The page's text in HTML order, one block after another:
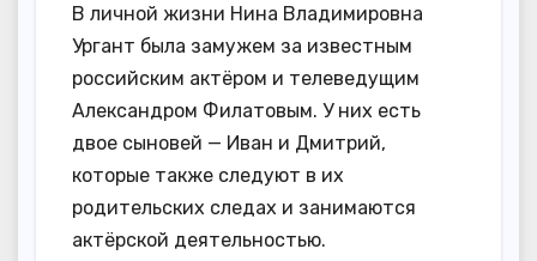
В личной жизни Нина Владимировна
Ургант была замужем за известным
российским актёром и телеведущим
Александром Филатовым. У них есть
двое сыновей — Иван и Дмитрий,
которые также следуют в их
родительских следах и занимаются
актёрской деятельностью.